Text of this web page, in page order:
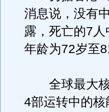
消息说，没有
露，死亡的7
年龄为72岁至
全球最大核
4部运转中的